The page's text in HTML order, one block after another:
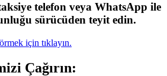
telefon veya WhatsApp ile
sürücüden teyit edin.
için tıklayın.
Çağırın: